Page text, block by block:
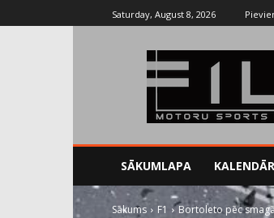
Saturday, August 8, 2026
SĀKUMLAPA
Sākums F1 Bortoleto pēc